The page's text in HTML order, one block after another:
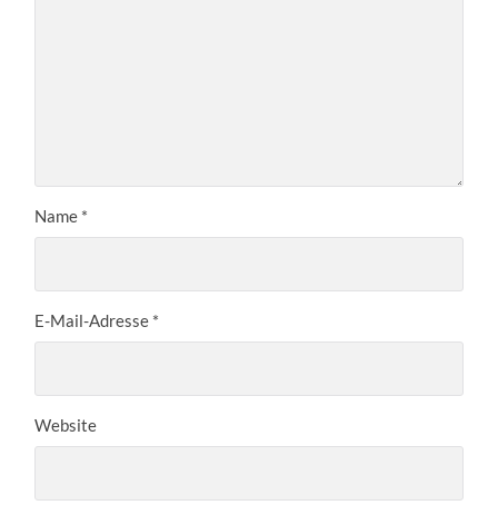
Name *
E-Mail-Adresse *
Website